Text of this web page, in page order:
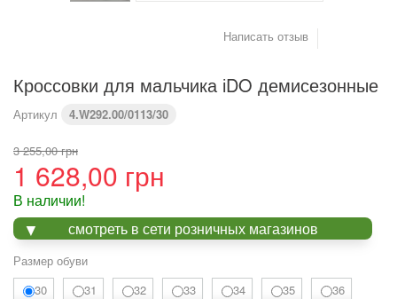
Написать отзыв
Кроссовки для мальчика іDO демисезонные
Артикул 4.W292.00/0113/30
3 255,00 грн
1 628,00 грн
В наличии!
смотреть в сети розничных магазинов
Размер обуви
30
31 32 33 34 35
36